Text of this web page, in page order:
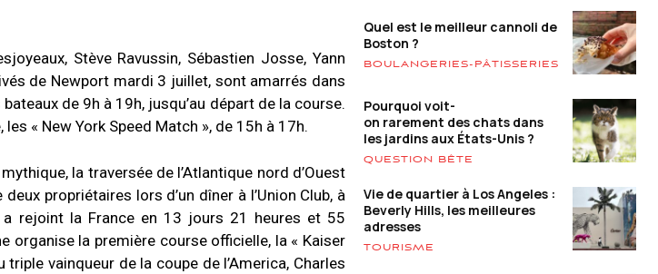
Stève Ravussin, Sébastien Josse, Yann
de Newport mardi 3 juillet, sont amarrés dans
de 9h à 19h, jusqu’au départ de la course.
« New York Speed Match », de 15h à 17h.
la traversée de l’Atlantique nord d’Ouest
propriétaires lors d’un dîner à l’Union Club, à
rejoint la France en 13 jours 21 heures et 55
organise la première course officielle, la « Kaiser
triple vainqueur de la coupe de l’America, Charles
Quel est le meilleur cannoli de
Boston ?
BOULANGERIES-PÂTISSERIES
Pourquoi voit-
on rarement des chats dans
les jardins aux États-Unis ?
QUESTION BÊTE
Vie de quartier à Los Angeles :
Beverly Hills, les meilleures
adresses
TOURISME